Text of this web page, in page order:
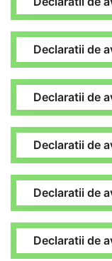
Declaratii de
Declaratii de
Declaratii de
Declaratii de
Declaratii de